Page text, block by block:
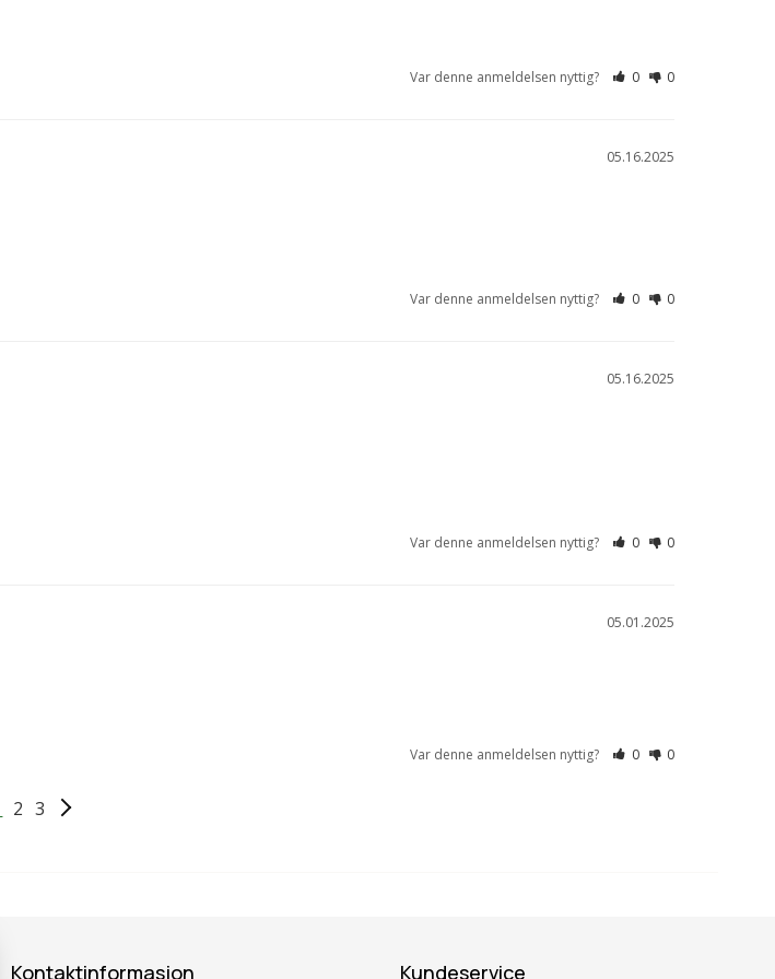
Var denne anmeldelsen nyttig? 0 0
05.16.2025
Var denne anmeldelsen nyttig? 0 0
05.16.2025
Var denne anmeldelsen nyttig? 0 0
05.01.2025
Var denne anmeldelsen nyttig? 0 0
2 3
Kontaktinformasjon Kundeservice